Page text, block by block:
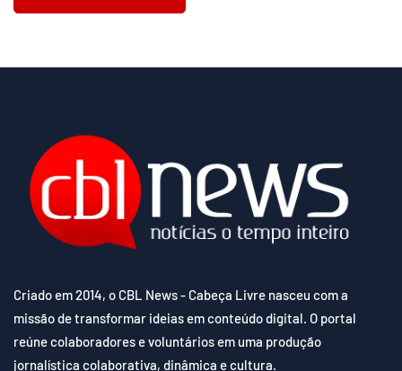
Criado em 2014, o CBL News - Cabeça Livre nasceu com a
missão de transformar ideias em conteúdo digital. O portal
reúne colaboradores e voluntários em uma produção
jornalística colaborativa, dinâmica e cultura.